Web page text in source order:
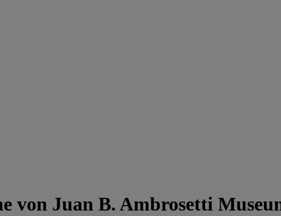
von Juan B. Ambrosetti